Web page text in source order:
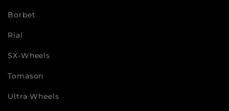
Borbet
Rial
SX-Wheels
Tomason
Ultra Wheels